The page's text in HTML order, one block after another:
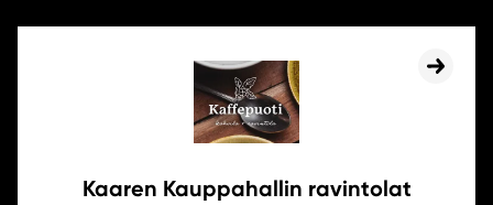
Kaaren Kauppahallin ravintolat